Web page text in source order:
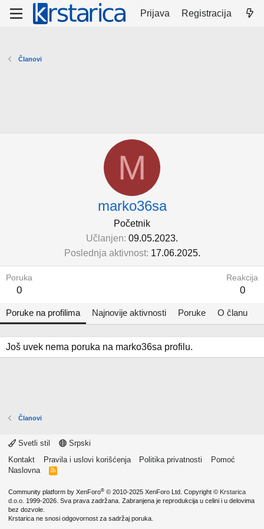
Prijava Registracija
Članovi
M
marko36sa
Početnik
Učlanjen 09.05.2023.
Poslednja aktivnost 17.06.2025.
Poruka
0
Reakcija
0
Poruke na profilima Najnovije aktivnosti Poruke O članu
Još uvek nema poruka na marko36sa profilu.
Članovi
Svetli stil
Srpski
Kontakt
Pravila i uslovi korišćenja Politika privatnosti
Pomoć
Naslovna
R
Community platform by XenForo® © 2010-2025 XenForo Ltd. Copyright © Krstarica
d.o.o. 1999-2026. Sva prava zadržana. Zabranjena je reprodukcija u celini i u delovima
bez dozvole.
Krstarica ne snosi odgovornost za sadržaj poruka.